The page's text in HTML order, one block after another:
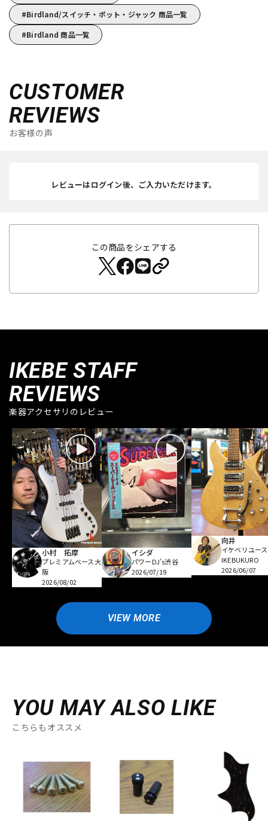
Birdland/スイッチ・ポット・ジャック 商品一覧
Birdland 商品一覧
CUSTOMER
REVIEWS
お客様の声
レビューはログイン後、ご入力いただけます。
この商品をシェアする
IKEBE STAFF
REVIEWS
楽器アクセサリのレビュー
小村 拓摩
プレミアムベース大
阪
2026/08/02
イシダ
パワーDJ's渋谷
2026/07/19
向井
イケベリユース
IKEBUKURO
2026/06/07
VIEW MORE
YOU MAY ALSO LIKE
こちらもオススメ